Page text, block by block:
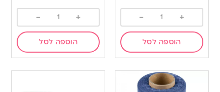
+
-
הוספה לסל
+
-
הוספה לסל